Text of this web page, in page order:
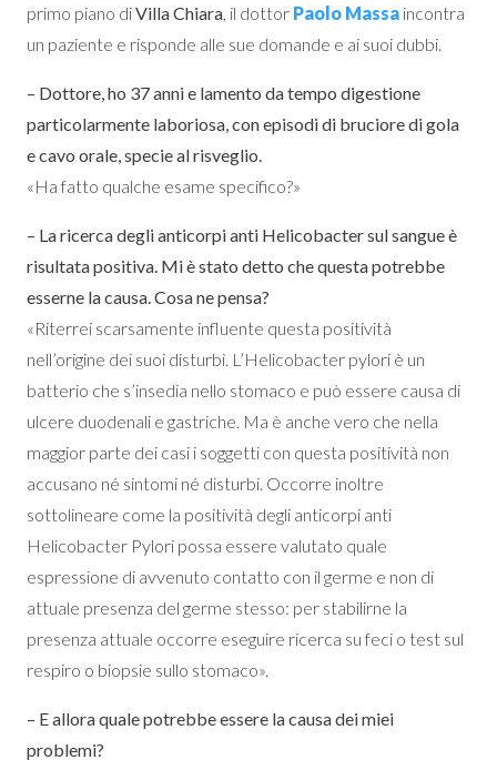
primo piano diVilla Chiara , il dottor Paolo Massa incontra
un paziente e risponde alle sue domande e ai suoi dubbi.
– Dottore, ho 37 anni e lamento da tempo digestione
particolarmente laboriosa, con episodi di bruciore di gola
e cavo orale, specie al risveglio.
«Ha fatto qualche esame specifico?»
– La ricerca degli anticorpi anti Helicobacter sul sangue è
risultata positiva. Mi è stato detto che questa potrebbe
esserne la causa. Cosa ne pensa?
«Riterrei scarsamente influente questa positività
nell’origine dei suoi disturbi. L’Helicobacter pylori è un
batterio che s’insedia nello stomaco e può essere causa di
ulcere duodenali e gastriche. Ma è anche vero che nella
maggior parte dei casi i soggetti con questa positività non
accusano né sintomi né disturbi. Occorre inoltre
sottolineare come la positività degli anticorpi anti
Helicobacter Pylori possa essere valutato quale
espressione di avvenuto contatto con il germe e non di
attuale presenza del germe stesso: per stabilirne la
presenza attuale occorre eseguire ricerca su feci o test sul
respiro o biopsie sullo stomaco».
– E allora quale potrebbe essere la causa dei miei
problemi?